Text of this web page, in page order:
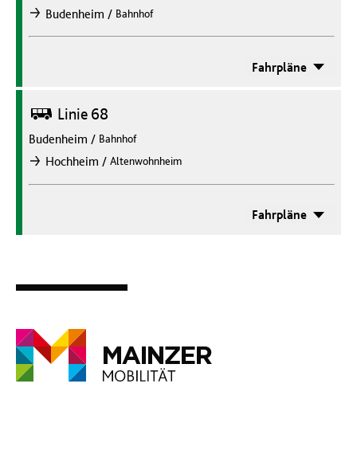
nachBudenheim / Bahnhof
Fahrpläne
Bus Linie 68
Budenheim / Bahnhof
nachHochheim / Altenwohnheim
Fahrpläne